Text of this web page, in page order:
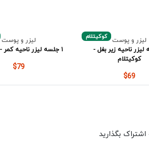
کوکیتلام لیزر و پوست
لیزر ناحیه زیر بغل -
کوکیتلام
$69
لیزر و پوست
۱ جلسه لیزر ناحیه کمر - کوکیتلام
$79
بگذارید